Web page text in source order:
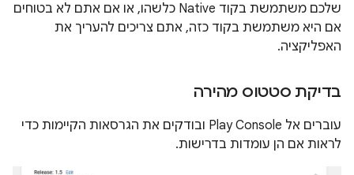
שלכם משתמשת בקוד Native כלשהו, או אם אתם לא בטוחים
אם היא משתמשת בקוד כזה, אתם צריכים להעריך את
האפליקציה.
בדיקת סטטוס מהירה
עוברים אל Play Console ובודקים את הגרסאות הקיימות כדי
לראות אם הן עומדות בדרישות.